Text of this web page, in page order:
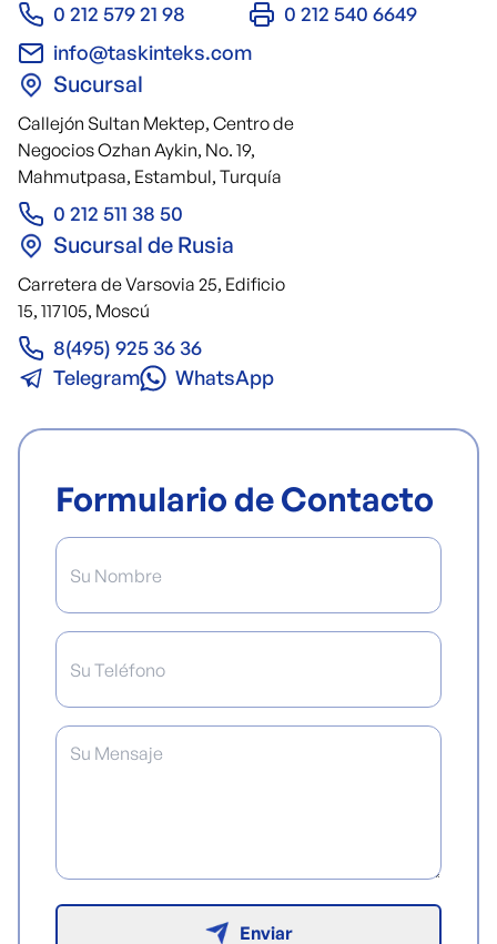
0 212 579 21 98
0 212 540 6649
info@taskinteks.com
Sucursal
Callejón Sultan Mektep, Centro de
Negocios Ozhan Aykin, No. 19,
Mahmutpasa, Estambul, Turquía
0 212 511 38 50
Sucursal de Rusia
Carretera de Varsovia 25, Edificio
15, 117105, Moscú
8(495) 925 36 36
Telegram
WhatsApp
Formulario de Contacto
Enviar